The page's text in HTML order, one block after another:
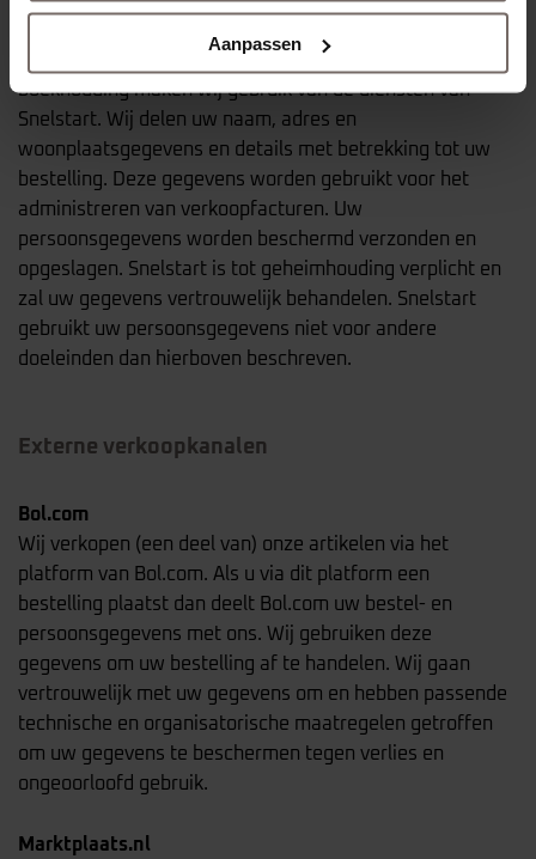
Aanpassen
Voor het bijhouden van onze administratie en
boekhouding maken wij gebruik van de diensten van
Snelstart. Wij delen uw naam, adres en
woonplaatsgegevens en details met betrekking tot uw
bestelling. Deze gegevens worden gebruikt voor het
administreren van verkoopfacturen. Uw
persoonsgegevens worden beschermd verzonden en
opgeslagen. Snelstart is tot geheimhouding verplicht en
zal uw gegevens vertrouwelijk behandelen. Snelstart
gebruikt uw persoonsgegevens niet voor andere
doeleinden dan hierboven beschreven.
Externe verkoopkanalen
Bol.com
Wij verkopen (een deel van) onze artikelen via het
platform van Bol.com. Als u via dit platform een
bestelling plaatst dan deelt Bol.com uw bestel- en
persoonsgegevens met ons. Wij gebruiken deze
gegevens om uw bestelling af te handelen. Wij gaan
vertrouwelijk met uw gegevens om en hebben passende
technische en organisatorische maatregelen getroffen
om uw gegevens te beschermen tegen verlies en
ongeoorloofd gebruik.
Marktplaats.nl